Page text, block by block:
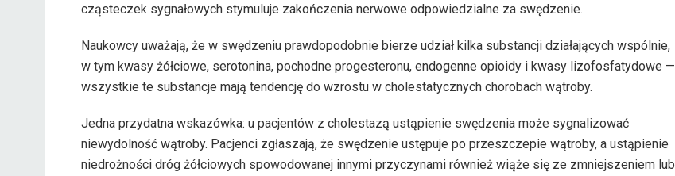
cząsteczek sygnałowych stymuluje zakończenia nerwowe odpowiedzialne za swędzenie.
Naukowcy uważają, że w swędzeniu prawdopodobnie bierze udział kilka substancji działających wspólnie,
w tym kwasy żółciowe, serotonina, pochodne progesteronu, endogenne opioidy i kwasy lizofosfatydowe —
wszystkie te substancje mają tendencję do wzrostu w cholestatycznych chorobach wątroby.
Jedna przydatna wskazówka: u pacjentów z cholestazą ustąpienie swędzenia może sygnalizować
niewydolność wątroby. Pacjenci zgłaszają, że swędzenie ustępuje po przeszczepie wątroby, a ustąpienie
niedrożności dróg żółciowych spowodowanej innymi przyczynami również wiąże się ze zmniejszeniem lub